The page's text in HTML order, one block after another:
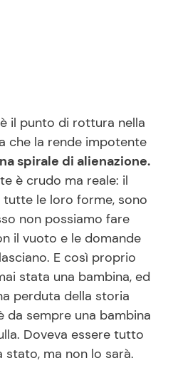
il punto di rottura nella
che la rende impotente
spirale di alienazione.
è crudo ma reale: il
tutte le loro forme, sono
non possiamo fare
il vuoto e le domande
E così proprio
stata una bambina, ed
perduta della storia
da sempre una bambina
Doveva essere tutto
stato, ma non lo sarà.